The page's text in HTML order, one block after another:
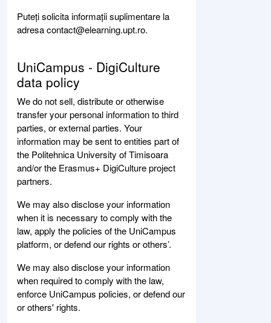
Puteți solicita informații suplimentare la
adresa contact@elearning.upt.ro.
UniCampus - DigiCulture
data policy
We do not sell, distribute or otherwise
transfer your personal information to third
parties, or external parties. Your
information may be sent to entities part of
the Politehnica University of Timisoara
and/or the Erasmus+ DigiCulture project
partners.
We may also disclose your information
when it is necessary to comply with the
law, apply the policies of the UniCampus
platform, or defend our rights or others’.
We may also disclose your information
when required to comply with the law,
enforce UniCampus policies, or defend our
or others' rights.